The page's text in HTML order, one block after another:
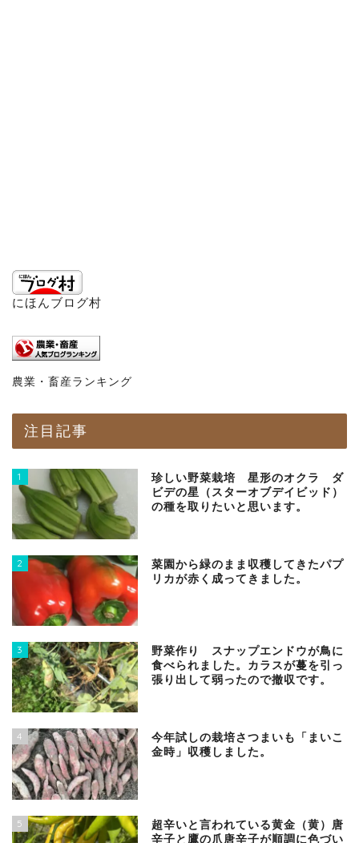
にほんブログ村
農業・畜産ランキング
注目記事
1
珍しい野菜栽培 星形のオクラ ダ
ビデの星（スターオブデイビッド）
の種を取りたいと思います。
2
菜園から緑のまま収穫してきたパプ
リカが赤く成ってきました。
3
野菜作り スナップエンドウが鳥に
食べられました。カラスが蔓を引っ
張り出して弱ったので撤収です。
4
今年試しの栽培さつまいも「まいこ
金時」収穫しました。
5
超辛いと言われている黄金（黄）唐
辛子と鷹の爪唐辛子が順調に色づい